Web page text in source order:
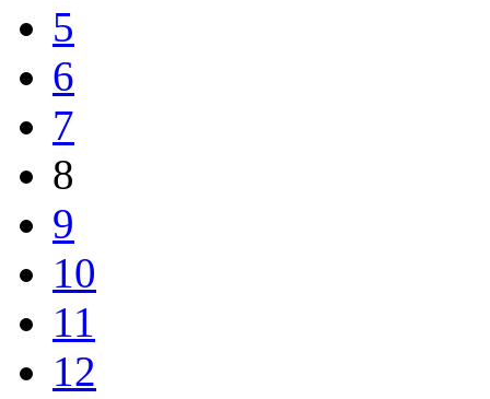
5
6
7
8
9
10
11
12